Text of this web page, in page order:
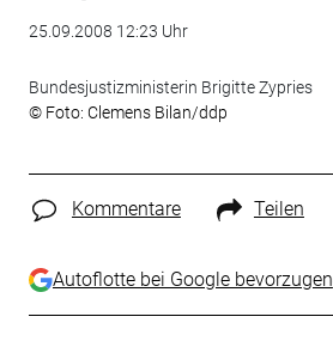
25.09.2008 12:23 Uhr
Bundesjustizministerin Brigitte Zypries
© Foto: Clemens Bilan/ddp
Kommentare Teilen
Autoflotte bei Google bevorzugen